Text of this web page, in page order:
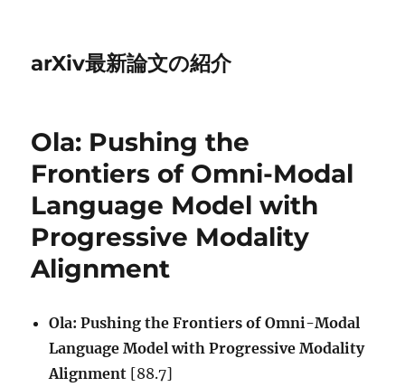
arXiv最新論文の紹介
Ola: Pushing the
Frontiers of Omni-Modal
Language Model with
Progressive Modality
Alignment
Ola: Pushing the Frontiers of Omni-Modal
Language Model with Progressive Modality
Alignment [88.7]